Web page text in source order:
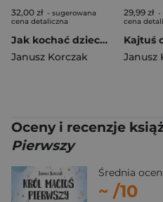
32,00 zł - sugerowana
cena detaliczna
Jak kochać dziecko. Dziecko w rodzinie
Janusz Korczak
29,99 zł -
cena
Janusz
Oceny i recenzje
Pierwszy
Średnia ocen:
~ /10